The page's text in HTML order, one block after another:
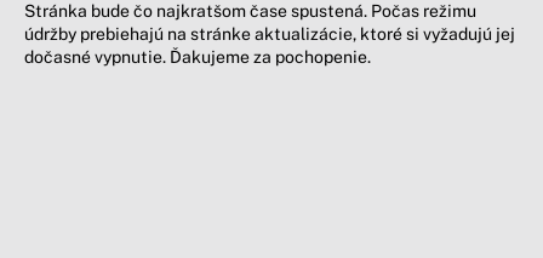
Stránka bude čo najkratšom čase spustená. Počas režimu
údržby prebiehajú na stránke aktualizácie, ktoré si vyžadujú jej
dočasné vypnutie. Ďakujeme za pochopenie.